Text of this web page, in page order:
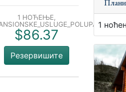
1 НОЋЕЊЕ,
$86.37
Резервишите
1